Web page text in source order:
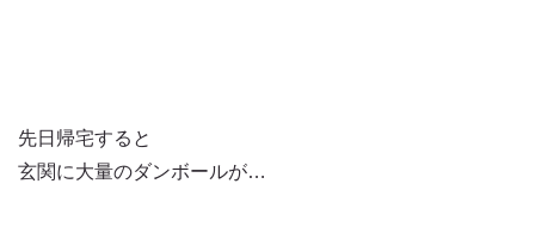
先日帰宅すると
玄関に大量のダンボールが…